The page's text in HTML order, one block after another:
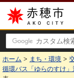
赤穂市
ホーム > まち・環境 >
循環バス「ゆらのすけ